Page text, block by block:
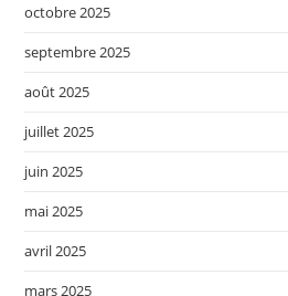
octobre 2025
septembre 2025
août 2025
juillet 2025
juin 2025
mai 2025
avril 2025
mars 2025